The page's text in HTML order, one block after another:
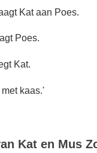
Kat aan Poes.
Poes.
Kat.
kaas.'
Kat en Mus